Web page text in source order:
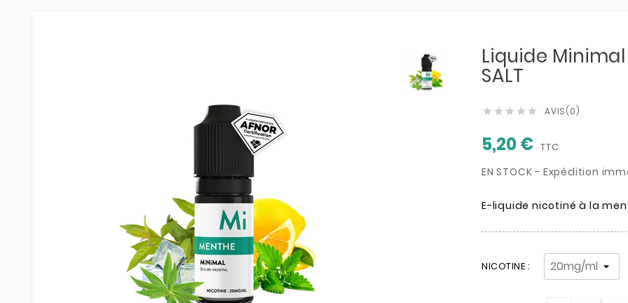
Liquide
SALT
     AVIS(0)
5,20 € TTC
EN STOCK - Expédition
E-liquide nicotiné à la
NICOTINE :